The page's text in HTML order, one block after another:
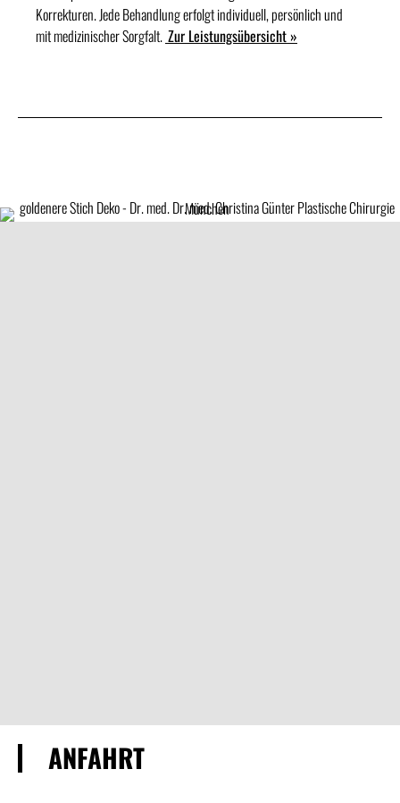
Korrekturen. Jede Behandlung erfolgt individuell, persönlich und
mit medizinischer Sorgfalt. Zur Leistungsübersicht »
ANFAHRT